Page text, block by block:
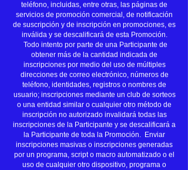
teléfono, incluidas, entre otras, las páginas de
servicios de promoción comercial, de notificación
de suscripción y de inscripción en promociones, es
inválida y se descalificará de esta Promoción.
Todo intento por parte de una Participante de
obtener más de la cantidad indicada de
inscripciones por medio del uso de múltiples
direcciones de correo electrónico, números de
teléfono, identidades, registros o nombres de
usuario; inscripciones mediante un club de sorteos
o una entidad similar o cualquier otro método de
inscripción no autorizado invalidará todas las
inscripciones de la Participante y se descalificará a
la Participante de toda la Promoción. Enviar
inscripciones masivas o inscripciones generadas
por un programa, script o macro automatizado o el
uso de cualquier otro dispositivo, programa o